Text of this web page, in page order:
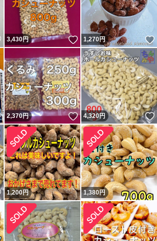
いいね！
3,430円 いいね！
1,270円
いいね！
2,370円 いいね！
4,320円
いいね！
1,200円 1,380円